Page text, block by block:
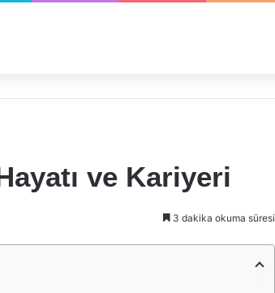
ve Kariyeri
3 dakika okuma süresi